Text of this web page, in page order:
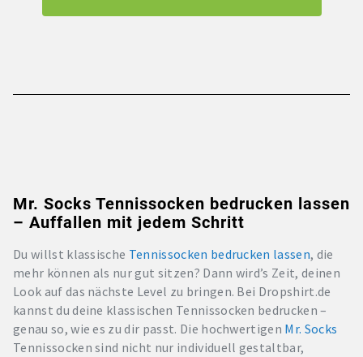
Mr. Socks Tennissocken bedrucken lassen
– Auffallen mit jedem Schritt
Du willst klassische Tennissocken bedrucken lassen, die
mehr können als nur gut sitzen? Dann wird’s Zeit, deinen
Look auf das nächste Level zu bringen. Bei Dropshirt.de
kannst du deine klassischen Tennissocken bedrucken –
genau so, wie es zu dir passt. Die hochwertigen Mr. Socks
Tennissocken sind nicht nur individuell gestaltbar,